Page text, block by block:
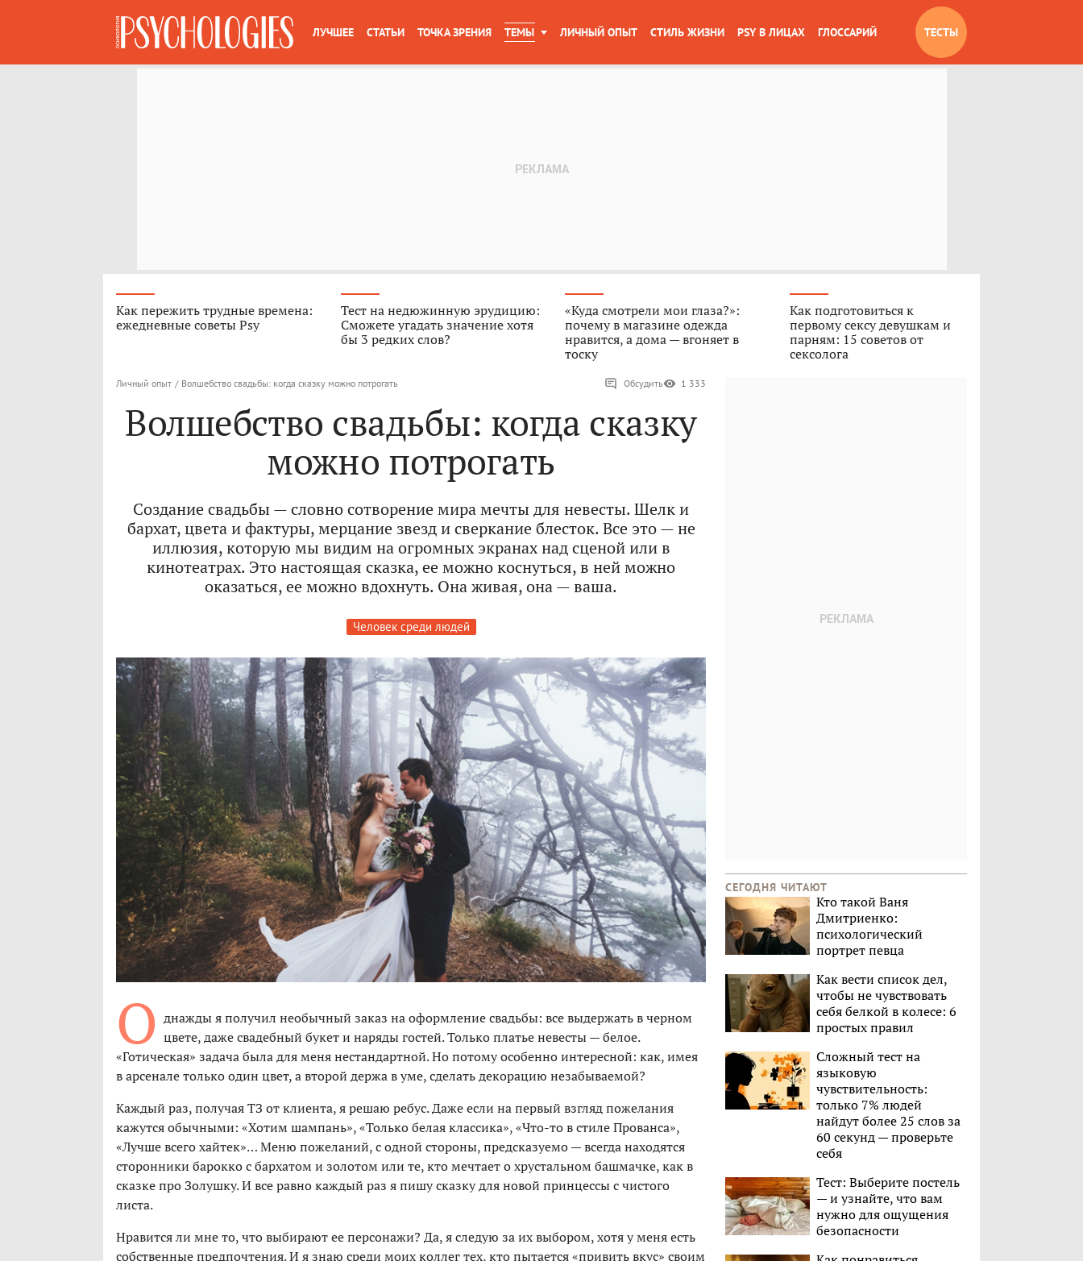
ЛУЧШЕЕ СТАТЬИ ТОЧКА ЗРЕНИЯ ТЕМЫ ЛИЧНЫЙ ОПЫТ СТИЛЬ ЖИЗНИ PSY В ЛИЦАХ ГЛОССАРИЙ ТЕСТЫ
Как пережить трудные времена:
ежедневные советы Psy
Тест на недюжинную эрудицию:
Сможете угадать значение хотя
бы 3 редких слов?
«Куда смотрели мои глаза?»:
почему в магазине одежда
нравится, а дома — вгоняет в
тоску
Как подготовиться к
первому сексу девушкам и
парням: 15 советов от
сексолога
Личный опыт / Волшебство свадьбы: когда сказку можно потрогать Обсудить 1 333
Волшебство свадьбы: когда сказку
можно потрогать
Создание свадьбы — словно сотворение мира мечты для невесты. Шелк и
бархат, цвета и фактуры, мерцание звезд и сверкание блесток. Все это — не
иллюзия, которую мы видим на огромных экранах над сценой или в
кинотеатрах. Это настоящая сказка, ее можно коснуться, в ней можно
оказаться, ее можно вдохнуть. Она живая, она — ваша.
Человек среди людей
О днажды я получил необычный заказ на оформление свадьбы: все выдержать в черном
цвете, даже свадебный букет и наряды гостей. Только платье невесты — белое.
«Готическая» задача была для меня нестандартной. Но потому особенно интересной: как, имея
в арсенале только один цвет, а второй держа в уме, сделать декорацию незабываемой?
Каждый раз, получая ТЗ от клиента, я решаю ребус. Даже если на первый взгляд пожелания
кажутся обычными: «Хотим шампань», «Только белая классика», «Что-то в стиле Прованса»,
«Лучше всего хайтек»… Меню пожеланий, с одной стороны, предсказуемо — всегда находятся
сторонники барокко с бархатом и золотом или те, кто мечтает о хрустальном башмачке, как в
сказке про Золушку. И все равно каждый раз я пишу сказку для новой принцессы с чистого
листа.
Нравится ли мне то, что выбирают ее персонажи? Да, я следую за их выбором, хотя у меня есть
собственные предпочтения. И я знаю среди моих коллег тех, кто пытается «привить вкус» своим
СЕГОДНЯ ЧИТАЮТ
Кто такой Ваня
Дмитриенко:
психологический
портрет певца
Как вести список дел,
чтобы не чувствовать
себя белкой в колесе: 6
простых правил
Сложный тест на
языковую
чувствительность:
только 7% людей
найдут более 25 слов за
60 секунд — проверьте
себя
Тест: Выберите постель
— и узнайте, что вам
нужно для ощущения
безопасности